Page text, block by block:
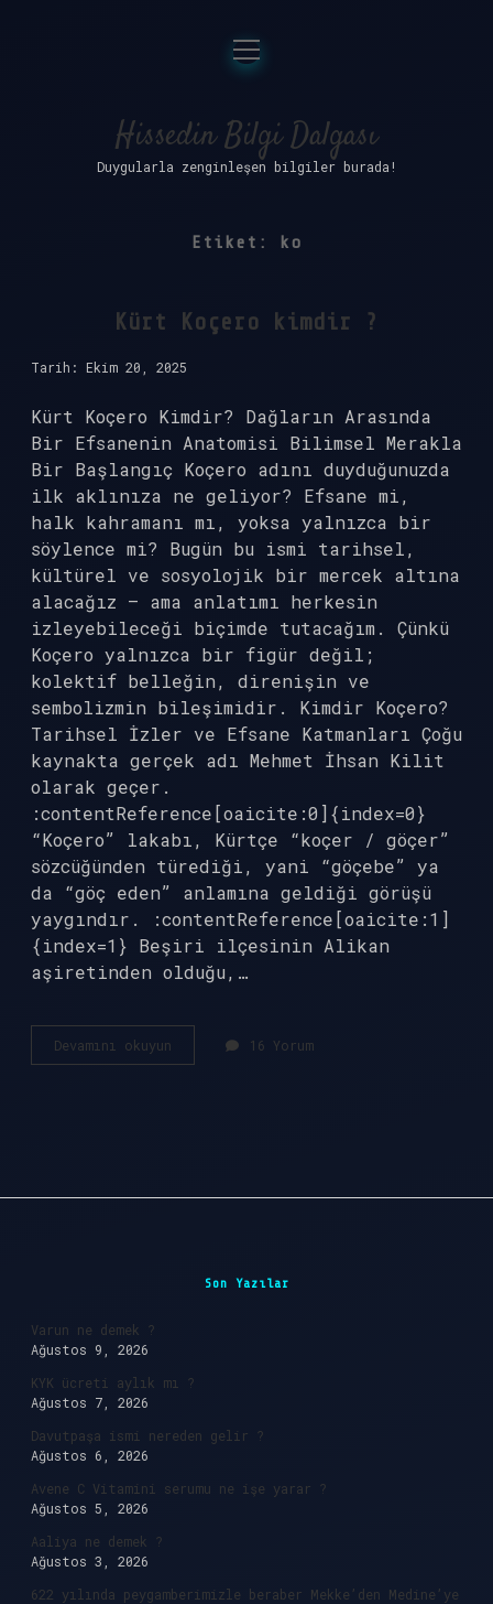
Anasayfa
Gizlilik Politikası
Yasal Uyarı
menüyü
aç
Hissedin Bilgi Dalgası
Duygularla zenginleşen bilgiler burada!
Etiket: ko
Kürt Koçero kimdir ?
Tarih: Ekim 20, 2025
Kürt Koçero Kimdir? Dağların Arasında
Bir Efsanenin Anatomisi Bilimsel Merakla
Bir Başlangıç Koçero adını duyduğunuzda
ilk aklınıza ne geliyor? Efsane mi,
halk kahramanı mı, yoksa yalnızca bir
söylence mi? Bugün bu ismi tarihsel,
kültürel ve sosyolojik bir mercek altına
alacağız — ama anlatımı herkesin
izleyebileceği biçimde tutacağım. Çünkü
Koçero yalnızca bir figür değil;
kolektif belleğin, direnişin ve
sembolizmin bileşimidir. Kimdir Koçero?
Tarihsel İzler ve Efsane Katmanları Çoğu
kaynakta gerçek adı Mehmet İhsan Kilit
olarak geçer.
:contentReference[oaicite:0]{index=0}
“Koçero” lakabı, Kürtçe “koçer / göçer”
sözcüğünden türediği, yani “göçebe” ya
da “göç eden” anlamına geldiği görüşü
yaygındır. :contentReference[oaicite:1]
{index=1} Beşiri ilçesinin Alikan
aşiretinden olduğu,…
Devamını okuyun
Koçero
16 Yorum
Son Yazılar
Varun ne demek ?
Ağustos 9, 2026
KYK ücreti aylık mı ?
Ağustos 7, 2026
Davutpaşa ismi nereden gelir ?
Ağustos 6, 2026
Avene C Vitamini serumu ne işe yarar ?
Ağustos 5, 2026
Aaliya ne demek ?
Ağustos 3, 2026
622 yılında peygamberimizle beraber Mekke’den Medine’ye